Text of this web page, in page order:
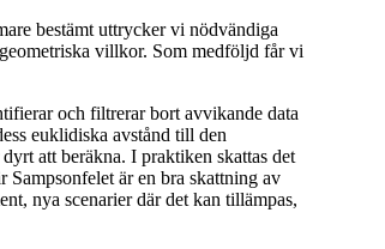
bestämt uttrycker vi nödvändiga
villkor. Som medföljd får vi
och filtrerar bort avvikande data
euklidiska avstånd till den
att beräkna. I praktiken skattas det
är en bra skattning av
nya scenarier där det kan tillämpas,